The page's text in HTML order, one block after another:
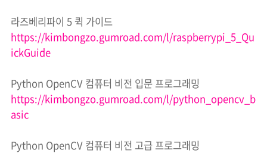
라즈베리파이 5 퀵 가이드
https://kimbongzo.gumroad.com/l/raspberrypi_5_Qu
ickGuide
Python OpenCV 컴퓨터 비전 입문 프로그래밍
https://kimbongzo.gumroad.com/l/python_opencv_b
asic
Python OpenCV 컴퓨터 비전 고급 프로그래밍